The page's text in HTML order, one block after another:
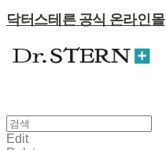
닥터스테른 공식 온라인몰
Edit